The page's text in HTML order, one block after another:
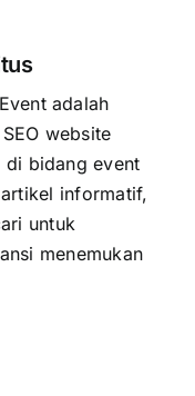
adalah
website
di bidang event
informatif,
untuk
menemukan